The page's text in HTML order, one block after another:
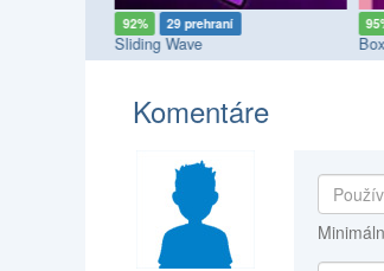
92% 29 prehraní
Sliding Wave
Komentáre